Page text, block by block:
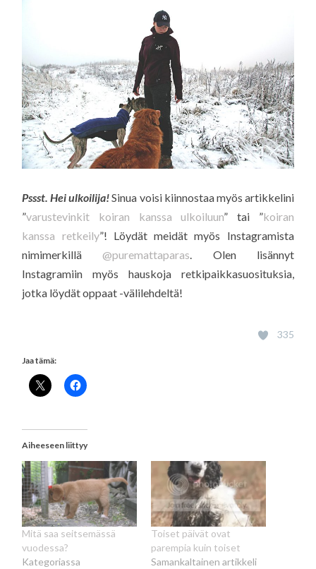
Pssst. Hei ulkoilija!Sinua voisi kiinnostaa myös artikkelini
”varustevinkit koiran kanssa ulkoiluun” tai ”koiran
kanssa retkeily”! Löydät meidät myös Instagramista
nimimerkillä @puremattaparas. Olen lisännyt
Instagramiin myös hauskoja retkipaikkasuosituksia,
jotka löydät oppaat -välilehdeltä!
335
Jaa tämä:
Aiheeseen liittyy
Mitä saa seitsemässä
vuodessa?
Kategoriassa
Toiset päivät ovat
parempia kuin toiset
Samankaltainen artikkeli